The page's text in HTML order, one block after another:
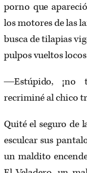
porno que
los motores de las
busca de tilapias
pulpos vueltos
―Estúpido, ¡no
recriminé al chico
Quité el seguro de
esculcar sus
un maldito